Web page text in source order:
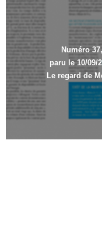
Numéro 37,
paru le 10/09/
Le regard de